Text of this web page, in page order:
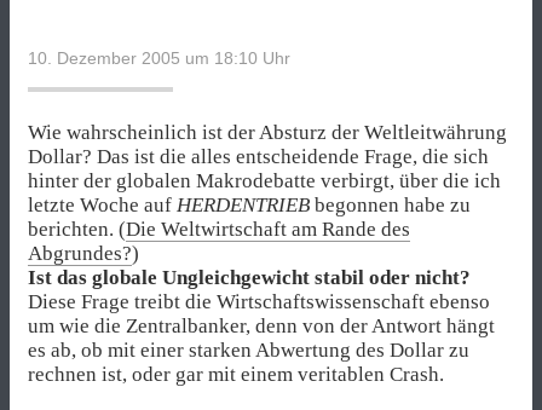
10. Dezember 2005 um 18:10 Uhr
Wie wahrscheinlich ist der Absturz der Weltleitwährung
Dollar? Das ist die alles entscheidende Frage, die sich
hinter der globalen Makrodebatte verbirgt, über die ich
letzte Woche auf HERDENTRIEB begonnen habe zu
berichten. (Die Weltwirtschaft am Rande des
Abgrundes?)
Ist das globale Ungleichgewicht stabil oder nicht?
Diese Frage treibt die Wirtschaftswissenschaft ebenso
um wie die Zentralbanker, denn von der Antwort hängt
es ab, ob mit einer starken Abwertung des Dollar zu
rechnen ist, oder gar mit einem veritablen Crash.